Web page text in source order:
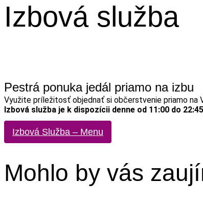
Izbová služba
Pestrá ponuka jedál priamo na izbu
Využite príležitosť objednať si občerstvenie priamo na
Izbová služba je k dispozícii denne od 11:00 do
Izbová Služba – Menu
Mohlo by vás